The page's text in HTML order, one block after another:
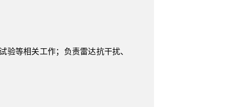
验等相关工作；负责雷达抗干扰、